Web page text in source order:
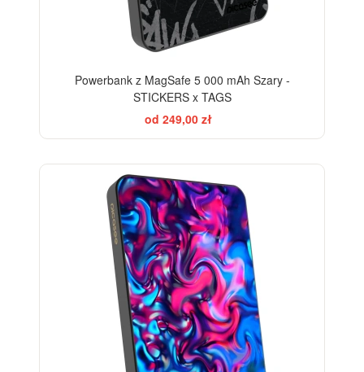
Powerbank z MagSafe 5 000 mAh Szary -
STICKERS x TAGS
od 249,00 zł